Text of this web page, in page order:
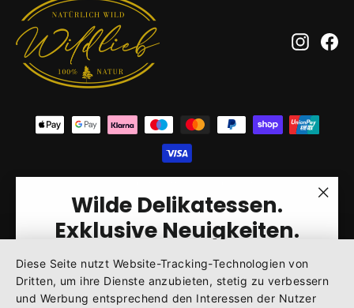
Wilde Delikatessen.
Exklusive Neuigkeiten.
Jetzt anmelden & 10 % Willkommensrabatt
sichern!
Diese Seite nutzt Website-Tracking-Technologien von
Dritten, um ihre Dienste anzubieten, stetig zu verbessern
und Werbung entsprechend den Interessen der Nutzer